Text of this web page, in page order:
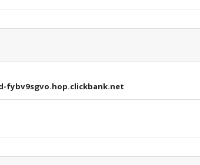
fybv9sgvo.hop.clickbank.net